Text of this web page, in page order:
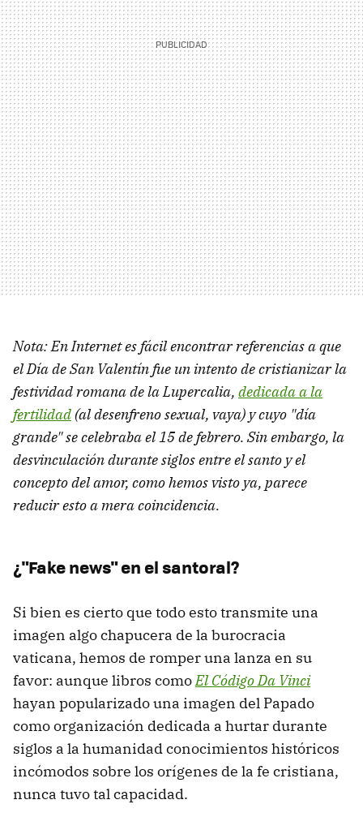
Nota: En Internet es fácil encontrar referencias a que
el Día de San Valentín fue un intento de cristianizar la
festividad romana de la Lupercalia, dedicada a la
fertilidad (al desenfreno sexual, vaya) y cuyo "día
grande" se celebraba el 15 de febrero. Sin embargo, la
desvinculación durante siglos entre el santo y el
concepto del amor, como hemos visto ya, parece
reducir esto a mera coincidencia.
¿"Fake news" en el santoral?
Si bien es cierto que todo esto transmite una
imagen algo chapucera de la burocracia
vaticana, hemos de romper una lanza en su
favor: aunque libros comoEl Código Da Vinci
hayan popularizado una imagen del Papado
como organización dedicada a hurtar durante
siglos a la humanidad conocimientos históricos
incómodos sobre los orígenes de la fe cristiana,
nunca tuvo tal capacidad.